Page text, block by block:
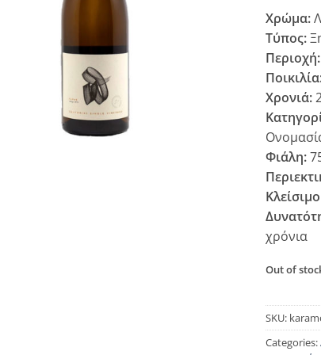
Χρώμα:
Τύπος:
Περιοχή:
Χρονιά:
Φιάλη:
χρόνια
Out of
SKU:
Categories: